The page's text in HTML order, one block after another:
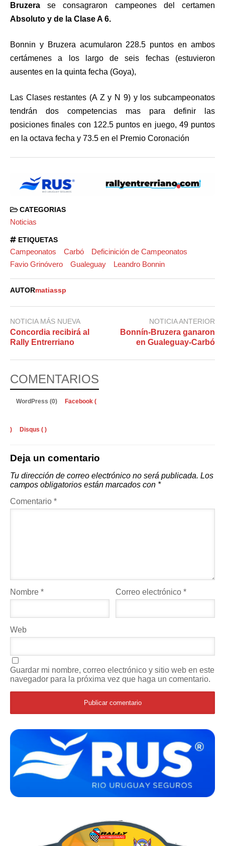
Bruzera se consagraron campeones del certamen
Absoluto y de la Clase A 6.
Bonnin y Bruzera acumularon 228.5 puntos en ambos
certámenes a los largo de seis fechas (estuvieron
ausentes en la quinta fecha (Goya),
Las Clases restantes (A Z y N 9) y los subcampeonatos
tendrán dos competencias mas para definir las
posiciones finales con 122.5 puntos en juego, 49 puntos
en la octava fecha y 73.5 en el Premio Coronación
CATEGORIAS
Noticias
ETIQUETAS
Campeonatos Carbó
Deficinición de Campeonatos
Favio Grinóvero
Gualeguay Leandro Bonnin
AUTORmatiassp
NOTICIA MÁS NUEVA
Concordia recibirá al
Rally Entrerriano
NOTICIA ANTERIOR
Bonnín-Bruzera ganaron
en Gualeguay-Carbó
COMENTARIOS
WordPress (0) Facebook (
) Disqus ( )
Deja un comentario
Tu dirección de correo electrónico no será publicada. Los
campos obligatorios están marcados con *
Comentario *
Nombre * Correo electrónico*
Web
Guardar mi nombre, correo electrónico y sitio web en este
navegador para la próxima vez que haga un comentario.